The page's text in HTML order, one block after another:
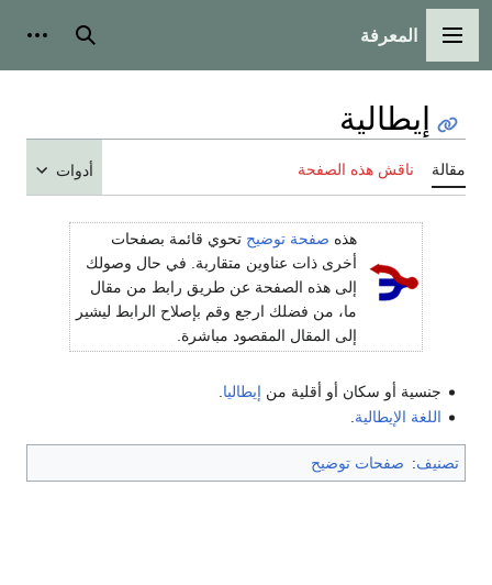
القائمة الرئيسية
المعرفة بحث
إيطالية
مقالة ناقش هذه الصفحة أدوات
هذه صفحة توضيح تحوي قائمة بصفحات
أخرى ذات عناوين متقاربة. في حال وصولك
إلى هذه الصفحة عن طريق رابط من مقال
ما، من فضلك ارجع وقم بإصلاح الرابط ليشير
إلى المقال المقصود مباشرة.
جنسية أو سكان أو أقلية من إيطاليا
اللغة الإيطالية.
تصنيف: صفحات توضيح